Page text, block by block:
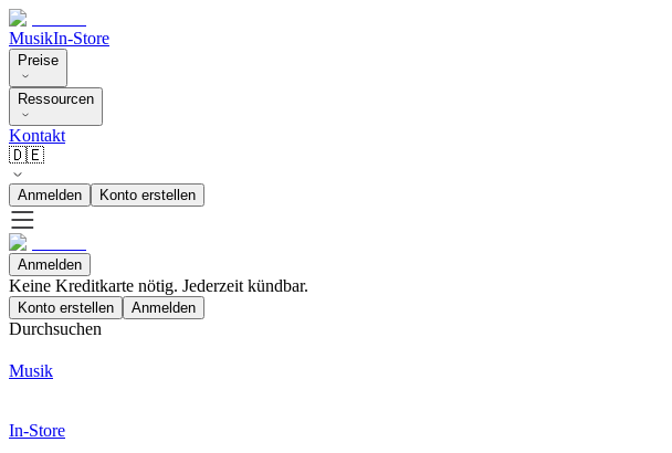
MusikIn-Store
Preise
Ressourcen
Kontakt
🇩🇪
Anmelden Konto erstellen
Anmelden
Keine Kreditkarte nötig. Jederzeit kündbar.
Konto erstellen Anmelden
Durchsuchen
Musik
In-Store